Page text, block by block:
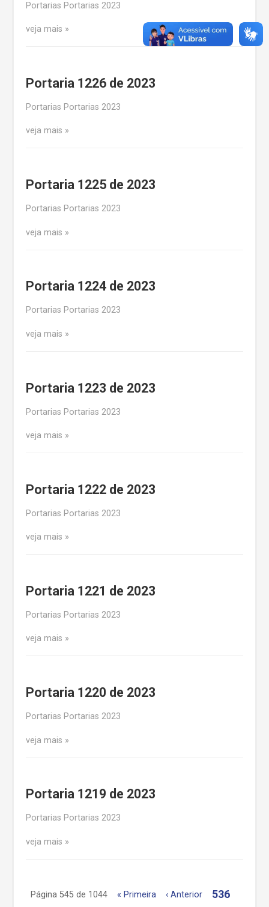
Portarias Portarias 2023
veja mais
Portaria 1226 de 2023
Portarias Portarias 2023
veja mais
Portaria 1225 de 2023
Portarias Portarias 2023
veja mais
Portaria 1224 de 2023
Portarias Portarias 2023
veja mais
Portaria 1223 de 2023
Portarias Portarias 2023
veja mais
Portaria 1222 de 2023
Portarias Portarias 2023
veja mais
Portaria 1221 de 2023
Portarias Portarias 2023
veja mais
Portaria 1220 de 2023
Portarias Portarias 2023
veja mais
Portaria 1219 de 2023
Portarias Portarias 2023
veja mais
Página 545 de 1044 « Primeira ‹ Anterior
536